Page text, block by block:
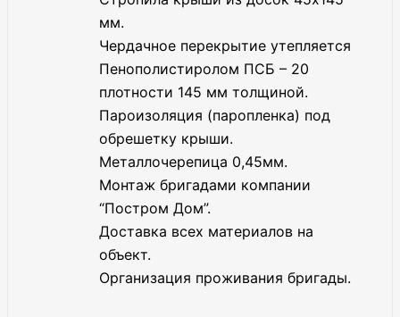
мм.
Чердачное перекрытие утепляется
Пенополистиролом ПСБ – 20
плотности 145 мм толщиной.
Пароизоляция (паропленка) под
обрешетку крыши.
Металлочерепица 0,45мм.
Монтаж бригадами компании
“Постром Дом”.
Доставка всех материалов на
объект.
Организация проживания бригады.